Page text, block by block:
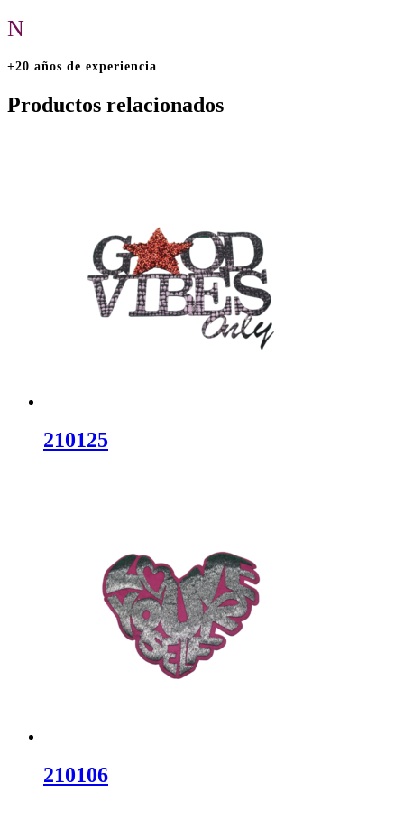
N
+20 años de experiencia
Productos relacionados
210125
210106